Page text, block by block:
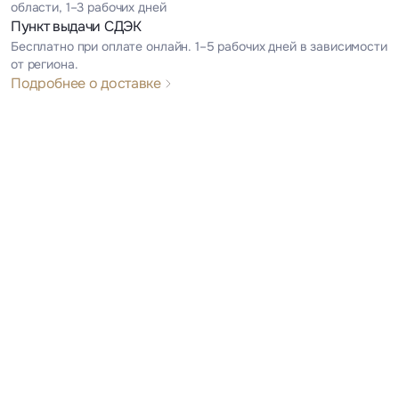
области, 1–3 рабочих дней
Пункт выдачи СДЭК
Бесплатно при оплате онлайн. 1–5 рабочих дней в зависимости
от региона.
Подробнее о доставке